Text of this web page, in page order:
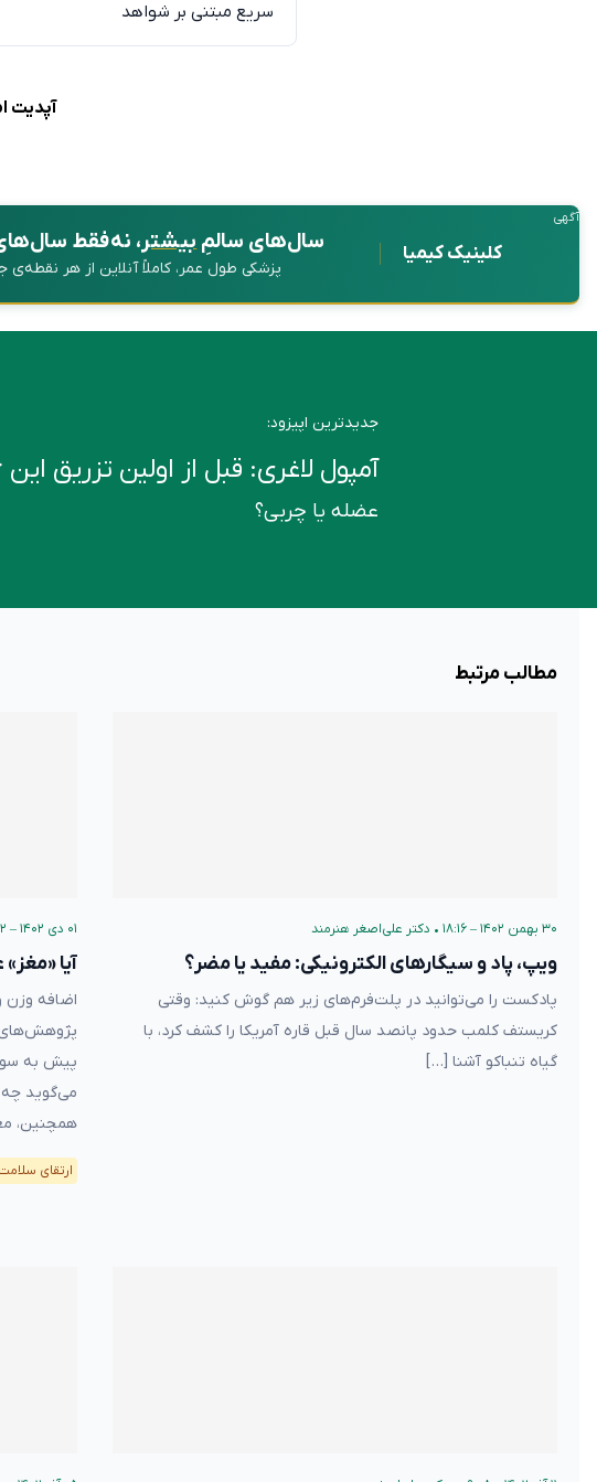
سریع مبتنی بر شواهد
آپدیت
آگهی
کلینیک کیمیا سال‌های سالمِبیشتر، نه فقط
پزشکی طول عمر، کاملاً آنلاین از هر نقطه‌ی
جدیدترین اپیزود:
آمپول لاغری: قبل از اولین تزریق این ۶ نکته را بدانید
عضله یا چربی؟
مطالب مرتبط
۳۰ بهمن ۱۴۰۲ – ۱۸:۱۶ • دکتر علی‌اصغر هنرمند
ویپ، پاد و سیگارهای الکترونیکی: مفید یا مضر؟
پادکست را می‌توانید در پلت‌فرم‌های زیر هم گوش کنید: وقتی
کریستف کلمب حدود پانصد سال قبل قاره آمریکا را کشف کرد، با
گیاه تنباکو آشنا […]
۰۱ دی ۱۴۰۲ – ۱۷:۰۲
آیا
اضافه وزن
پژوهش‌های
پیش به
می‌گوید
همچنین،
ارتقای